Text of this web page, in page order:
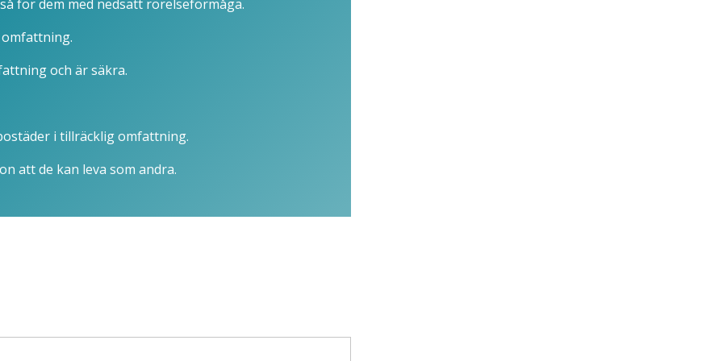
för dem med nedsatt rörelseförmåga.
och är säkra.
i tillräcklig omfattning.
att de kan leva som andra.